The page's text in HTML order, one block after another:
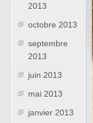
2013
octobre 2013
septembre
2013
juin 2013
mai 2013
janvier 2013